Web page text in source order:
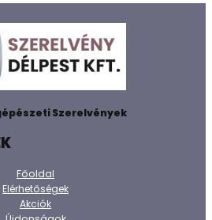
Szerelvények
Főoldal
Elérhetőségek
Akciók